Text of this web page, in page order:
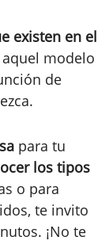
existen en el
modelo
de
para tu
los tipos
o para
te invito
¡No te